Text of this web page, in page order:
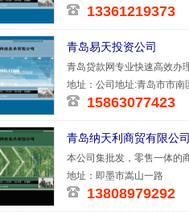
13361219373
青岛易天投资公司
青岛贷款网专业快速高效办
兑
地址：公司地址:青岛市市
15863077423
青岛纳天利商贸有限公司
本公司集批发，零售一体的
地址：即墨市嵩山一路
13808979292